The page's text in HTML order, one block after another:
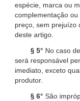
espécie, marca ou
complementação
preço, sem prejuízo
deste artigo.
§ 5° No caso
será responsável
imediato, exceto
produtor.
§ 6° São